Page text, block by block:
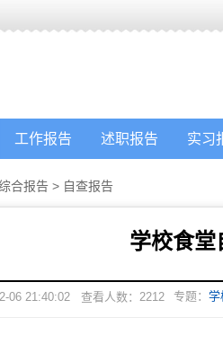
工作报告 述职报告 实习
合报告 > 自查报告
学校食堂
06 21:40:02 查看人数： 2212 专题： 学